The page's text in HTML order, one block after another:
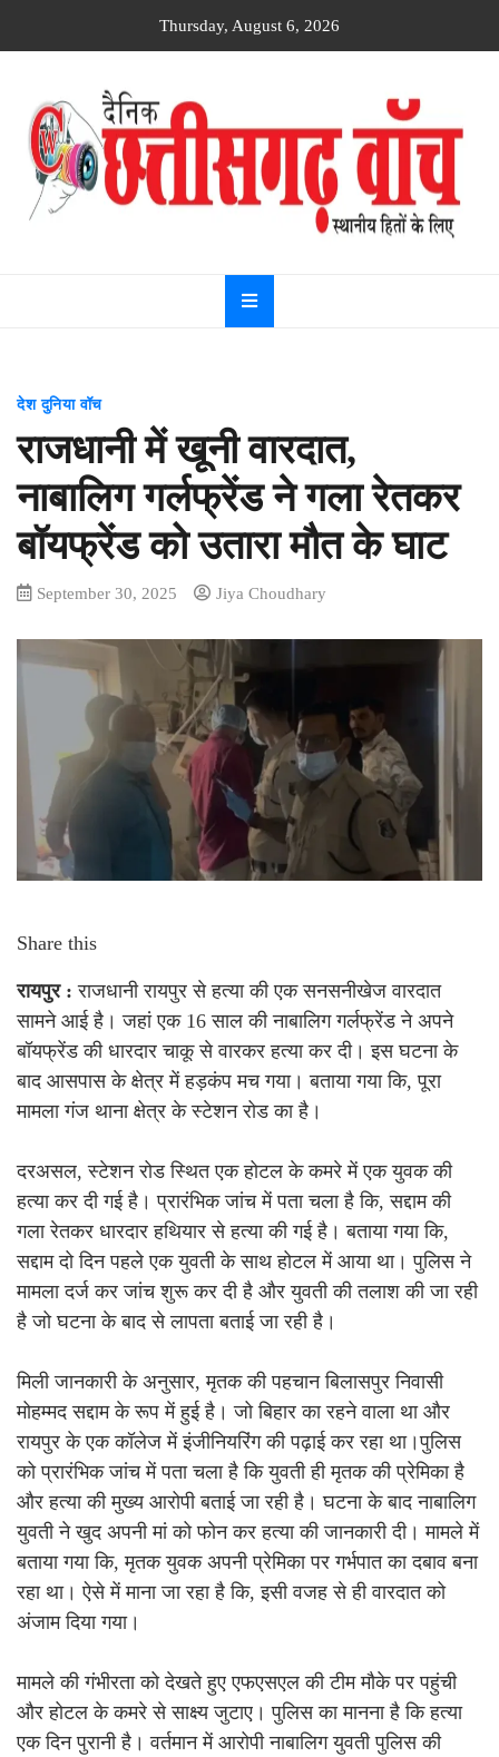
Thursday, August 6, 2026
Dainik
Chhattisgarh
watch
देश दुनिया वॉच
राजधानी में खूनी वारदात,
नाबालिग गर्लफ्रेंड ने गला रेतकर
बॉयफ्रेंड को उतारा मौत के घाट
September 30, 2025 Jiya Choudhary
Share this
रायपुर : राजधानी रायपुर से हत्या की एक सनसनीखेज वारदात
सामने आई है। जहां एक 16 साल की नाबालिग गर्लफ्रेंड ने अपने
बॉयफ्रेंड की धारदार चाकू से वारकर हत्या कर दी। इस घटना के
बाद आसपास के क्षेत्र में हड़कंप मच गया। बताया गया कि, पूरा
मामला गंज थाना क्षेत्र के स्टेशन रोड का है।
दरअसल, स्टेशन रोड स्थित एक होटल के कमरे में एक युवक की
हत्या कर दी गई है। प्रारंभिक जांच में पता चला है कि, सद्दाम की
गला रेतकर धारदार हथियार से हत्या की गई है। बताया गया कि,
सद्दाम दो दिन पहले एक युवती के साथ होटल में आया था। पुलिस ने
मामला दर्ज कर जांच शुरू कर दी है और युवती की तलाश की जा रही
है जो घटना के बाद से लापता बताई जा रही है।
मिली जानकारी के अनुसार, मृतक की पहचान बिलासपुर निवासी
मोहम्मद सद्दाम के रूप में हुई है। जो बिहार का रहने वाला था और
रायपुर के एक कॉलेज में इंजीनियरिंग की पढ़ाई कर रहा था।पुलिस
को प्रारंभिक जांच में पता चला है कि युवती ही मृतक की प्रेमिका है
और हत्या की मुख्य आरोपी बताई जा रही है। घटना के बाद नाबालिग
युवती ने खुद अपनी मां को फोन कर हत्या की जानकारी दी। मामले में
बताया गया कि, मृतक युवक अपनी प्रेमिका पर गर्भपात का दबाव बना
रहा था। ऐसे में माना जा रहा है कि, इसी वजह से ही वारदात को
अंजाम दिया गया।
मामले की गंभीरता को देखते हुए एफएसएल की टीम मौके पर पहुंची
और होटल के कमरे से साक्ष्य जुटाए। पुलिस का मानना है कि हत्या
एक दिन पुरानी है। वर्तमान में आरोपी नाबालिग युवती पुलिस की